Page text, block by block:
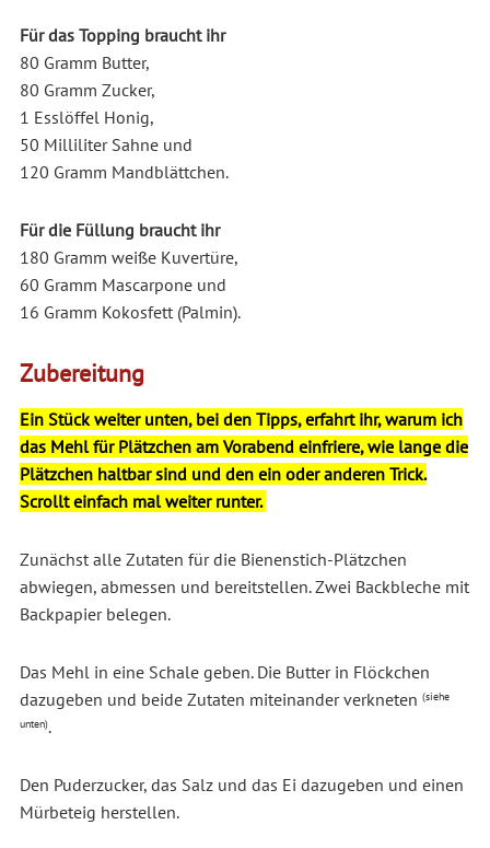
Für das Topping braucht ihr
80 Gramm Butter,
80 Gramm Zucker,
1 Esslöffel Honig,
50 Milliliter Sahne und
120 Gramm Mandblättchen.
Für die Füllung braucht ihr
180 Gramm weiße Kuvertüre,
60 Gramm Mascarpone und
16 Gramm Kokosfett (Palmin).
Zubereitung
Ein Stück weiter unten, bei den Tipps, erfahrt ihr, warum ich
das Mehl für Plätzchen am Vorabend einfriere, wie lange die
Plätzchen haltbar sind und den ein oder anderen Trick.
Scrollt einfach mal weiter runter.
Zunächst alle Zutaten für die Bienenstich-Plätzchen
abwiegen, abmessen und bereitstellen. Zwei Backbleche mit
Backpapier belegen.
Das Mehl in eine Schale geben. Die Butter in Flöckchen
dazugeben und beide Zutaten miteinander verkneten (siehe
unten).
Den Puderzucker, das Salz und das Ei dazugeben und einen
Mürbeteig herstellen.